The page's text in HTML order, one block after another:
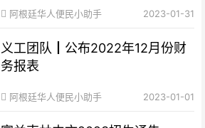
阿根廷华人便民小助手 2023-01-31
义工团队┃公布2022年12月份财
务报表
阿根廷华人便民小助手 2023-01-01